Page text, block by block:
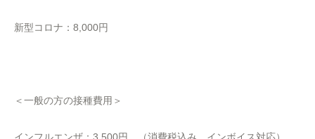
新型コロナ：8,000円
＜一般の方の接種費用＞